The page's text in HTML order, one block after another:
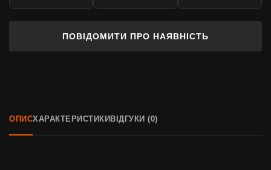
ПОВІДОМИТИ ПРО НАЯВНІСТЬ
ОПИСХАРАКТЕРИСТИКИ ВІДГУКИ (0)